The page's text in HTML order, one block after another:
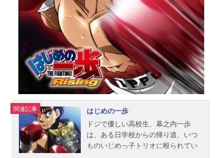
関連記事
はじめの一歩
ドジで優しい高校生、幕之内一歩
は、ある日学校からの帰り道、いつ
ものいじめっ子トリオに殴られてい